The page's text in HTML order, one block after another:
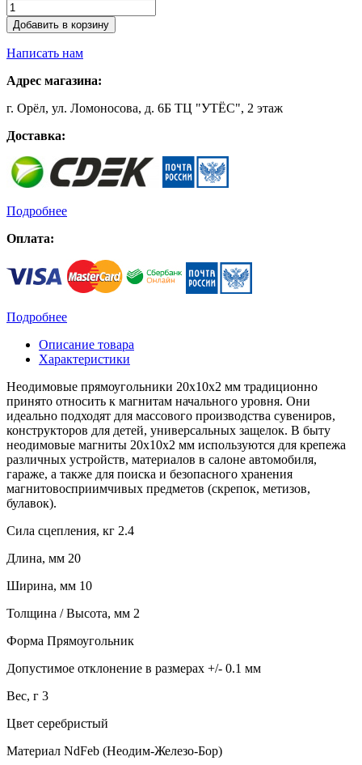
Добавить в корзину
Написать нам
Адрес магазина:
г. Орёл, ул. Ломоносова, д. 6Б ТЦ "УТЁС", 2 этаж
Доставка:
Подробнее
Оплата:
Подробнее
Описание товара
Характеристики
Неодимовые прямоугольники 20х10х2 мм традиционно
принято относить к магнитам начального уровня. Они
идеально подходят для массового производства сувениров,
конструкторов для детей, универсальных защелок. В быту
неодимовые магниты 20х10х2 мм используются для крепежа
различных устройств, материалов в салоне автомобиля,
гараже, а также для поиска и безопасного хранения
магнитовосприимчивых предметов (скрепок, метизов,
булавок).
Сила сцепления, кг 2.4
Длина, мм 20
Ширина, мм 10
Толщина / Высота, мм 2
Форма Прямоугольник
Допустимое отклонение в размерах +/- 0.1 мм
Вес, г 3
Цвет серебристый
Материал NdFeb (Неодим-Железо-Бор)